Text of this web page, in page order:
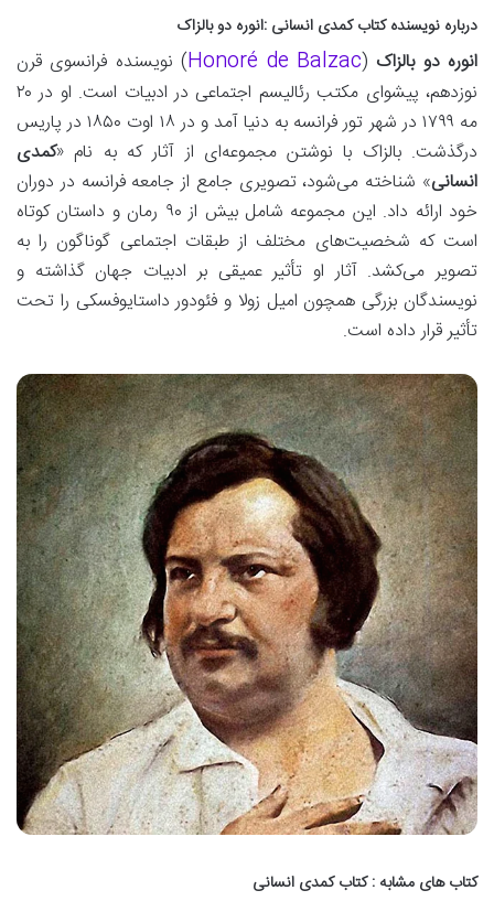
درباره نویسنده کتاب کمدی انسانی :انوره دو بالزاک
انوره دو بالزاک (
Honoré de Balzac) نویسنده فرانسوی قرن
نوزدهم، پیشوای مکتب رئالیسم اجتماعی در ادبیات است. او در ۲۰
مه ۱۷۹۹ در شهر تور فرانسه به دنیا آمد و در ۱۸ اوت ۱۸۵۰ در پاریس
درگذشت. بالزاک با نوشتن مجموعه‌ای از آثار که به نام «کمدی
انسانی» شناخته می‌شود، تصویری جامع از جامعه فرانسه در دوران
خود ارائه داد. این مجموعه شامل بیش از ۹۰ رمان و داستان کوتاه
است که شخصیت‌های مختلف از طبقات اجتماعی گوناگون را به
تصویر می‌کشد. آثار او تأثیر عمیقی بر ادبیات جهان گذاشته و
نویسندگان بزرگی همچون امیل زولا و فئودور داستایوفسکی را تحت
تأثیر قرار داده است.
کتاب های مشابه : کتاب کمدی انسانی